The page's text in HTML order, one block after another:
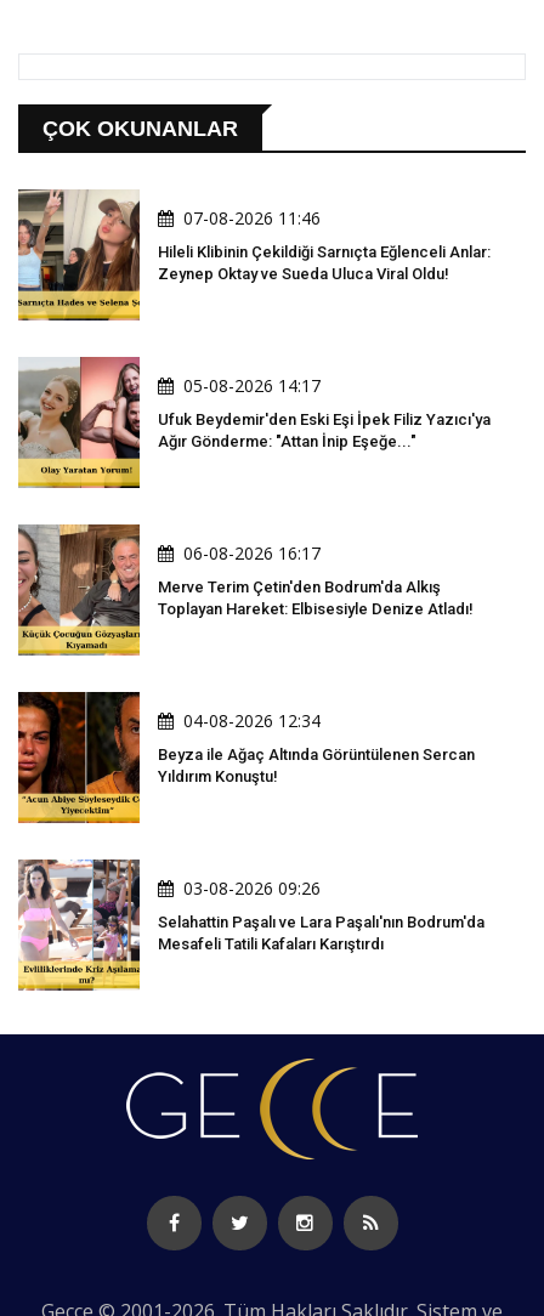
ÇOK OKUNANLAR
07-08-2026 11:46
Hileli Klibinin Çekildiği Sarnıçta Eğlenceli Anlar:
Zeynep Oktay ve Sueda Uluca Viral Oldu!
05-08-2026 14:17
Ufuk Beydemir'den Eski Eşi İpek Filiz Yazıcı'ya
Ağır Gönderme: "Attan İnip Eşeğe..."
06-08-2026 16:17
Merve Terim Çetin'den Bodrum'da Alkış
Toplayan Hareket: Elbisesiyle Denize Atladı!
04-08-2026 12:34
Beyza ile Ağaç Altında Görüntülenen Sercan
Yıldırım Konuştu!
03-08-2026 09:26
Selahattin Paşalı ve Lara Paşalı'nın Bodrum'da
Mesafeli Tatili Kafaları Karıştırdı
Gecce © 2001-2026. Tüm Hakları Saklıdır. Sistem ve